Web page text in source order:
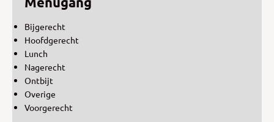
Bijgerecht
Hoofdgerecht
Lunch
Nagerecht
Ontbijt
Overige
Voorgerecht